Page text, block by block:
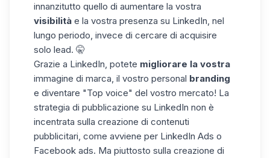
innanzitutto quello di aumentare la vostra
visibilità e la vostra presenza su LinkedIn, nel
lungo periodo, invece di cercare di acquisire
solo lead. 🤫
Grazie a LinkedIn, potete migliorare la vostra
immagine di marca, il vostro personal branding
e diventare "Top voice" del vostro mercato! La
strategia di pubblicazione su LinkedIn non è
incentrata sulla creazione di contenuti
pubblicitari, come avviene per LinkedIn Ads o
Facebook ads. Ma piuttosto sulla creazione di